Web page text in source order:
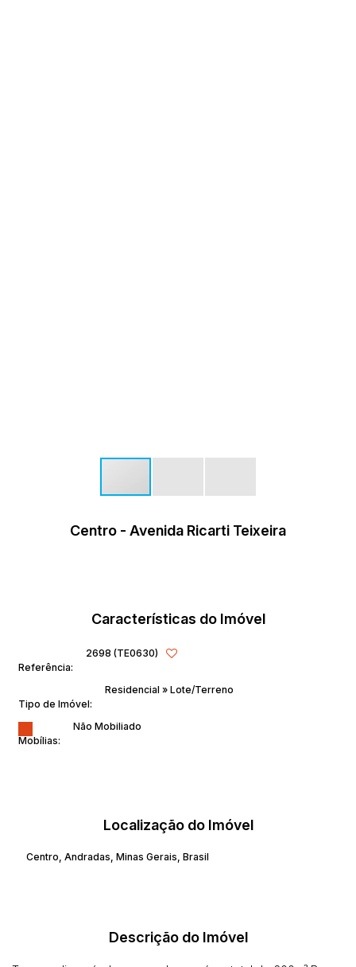
Centro - Avenida Ricarti Teixeira
Características do Imóvel
Referência:
2698 (TE0630)
Tipo de Imóvel:
Residencial » Lote/Terreno
Mobílias:
Não Mobiliado
Localização do Imóvel
Centro, Andradas, Minas Gerais, Brasil
Descrição do Imóvel